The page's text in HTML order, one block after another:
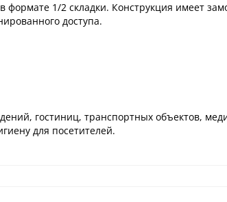
1/2 складки. Конструкция имеет
доступа.
гостиниц, транспортных объектов,
для посетителей.